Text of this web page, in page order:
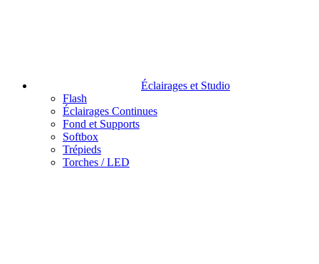
Éclairages et Studio
Flash
Éclairages Continues
Fond et Supports
Softbox
Trépieds
Torches / LED